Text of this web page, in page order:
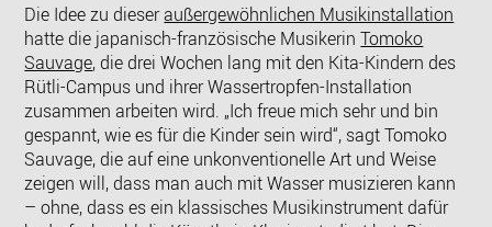
Die Idee zu dieseraußergewöhnlichen Musikinstallation
hatte die japanisch-französische MusikerinTomoko
Sauvage, die drei Wochen lang mit den Kita-Kindern des
Rütli-Campus und ihrer Wassertropfen-Installation
zusammen arbeiten wird. „Ich freue mich sehr und bin
gespannt, wie es für die Kinder sein wird“, sagt Tomoko
Sauvage, die auf eine unkonventionelle Art und Weise
zeigen will, dass man auch mit Wasser musizieren kann
– ohne, dass es ein klassisches Musikinstrument dafür